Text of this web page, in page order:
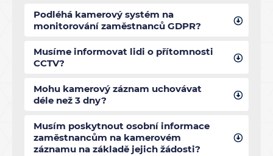
Podléhá kamerový systém na
monitorování zaměstnanců GDPR?
Musíme informovat lidi o přítomnosti
CCTV?
Mohu kamerový záznam uchovávat
déle než 3 dny?
Musím poskytnout osobní informace
zaměstnancům na kamerovém
záznamu na základě jejich žádosti?